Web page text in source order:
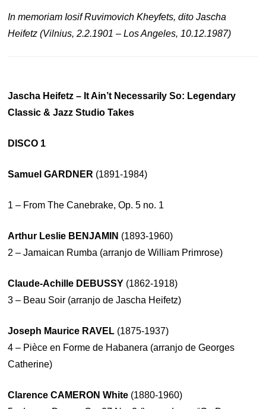
In memoriam Iosif Ruvimovich Kheyfets, dito Jascha
Heifetz (Vilnius, 2.2.1901 – Los Angeles, 10.12.1987)
Jascha Heifetz – It Ain’t Necessarily So: Legendary
Classic & Jazz Studio Takes
DISCO 1
Samuel GARDNER (1891-1984)
1 – From The Canebrake, Op. 5 no. 1
Arthur Leslie BENJAMIN (1893-1960)
2 – Jamaican Rumba (arranjo de William Primrose)
Claude-Achille DEBUSSY (1862-1918)
3 – Beau Soir (arranjo de Jascha Heifetz)
Joseph Maurice RAVEL (1875-1937)
4 – Pièce en Forme de Habanera (arranjo de Georges
Catherine)
Clarence CAMERON White (1880-1960)